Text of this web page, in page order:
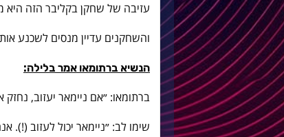
עזיבה של שחקן בקליבר הזה היא
והשחקנים עדיין מנסים לשכנע
הנשיא ברתומאו אמר בלילה:
ברתומאו: ״אם ניימאר יעזוב,
שימו לב: ״ניימאר יכול לעזוב (!).